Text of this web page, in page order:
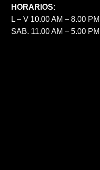
HORARIOS:
L – V 10.00 AM – 8.00 PM
SAB. 11.00 AM – 5.00 PM